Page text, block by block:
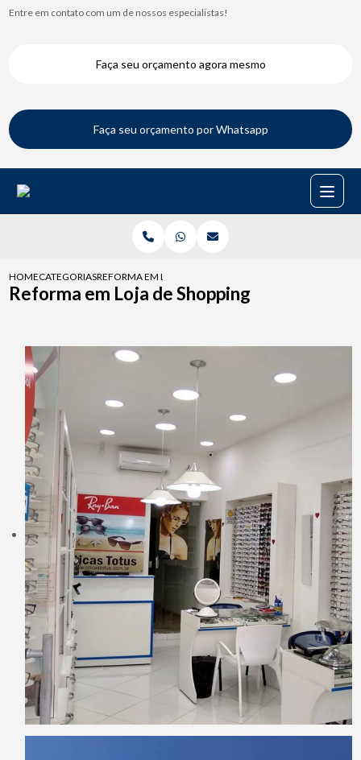
Entre em contato com um de nossos especialistas!
Faça seu orçamento agora mesmo
Faça seu orçamento por Whatsapp
HOMECATEGORIASREFORMA EM LOJA DE SHOPPING
Reforma em Loja de Shopping